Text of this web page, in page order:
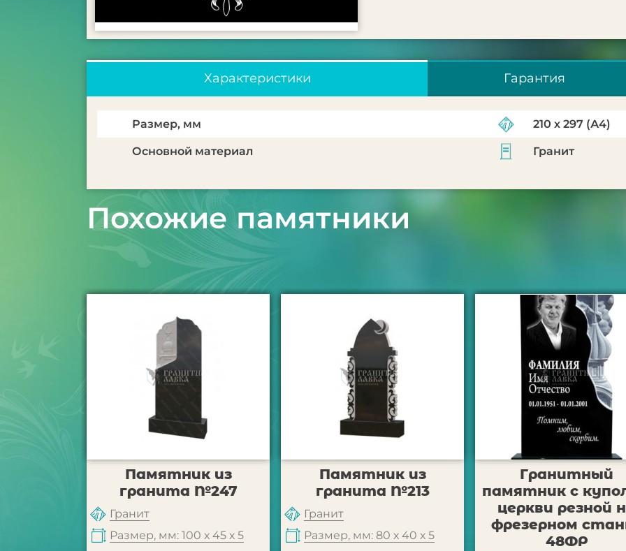
Характеристики Гарантия
Размер, мм 210 х 297 (А4)
Основной материал Гранит
Похожие памятники
Памятник из
гранита №247
Гранит
Размер, мм: 100 х 45 х 5
Памятник из
гранита №213
Гранит
Размер, мм: 80 х 40 х 5
Гранитный
памятник с
церкви резной
фрезерном
48ФР